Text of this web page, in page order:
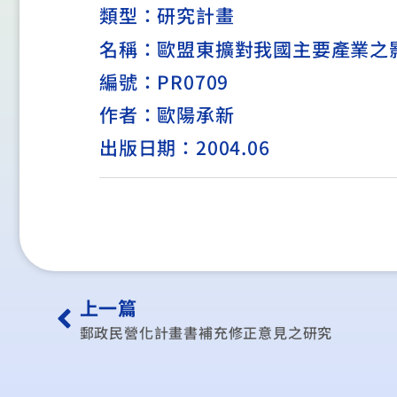
類型：研究計畫
名稱：歐盟東擴對我國主要產業之
編號：PR0709
作者：歐陽承新
出版日期：2004.06
上一篇
郵政民營化計畫書補充修正意見之研究